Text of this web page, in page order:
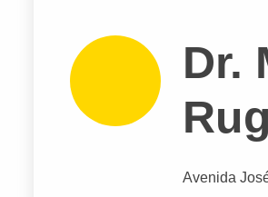
Dr.
Avenida